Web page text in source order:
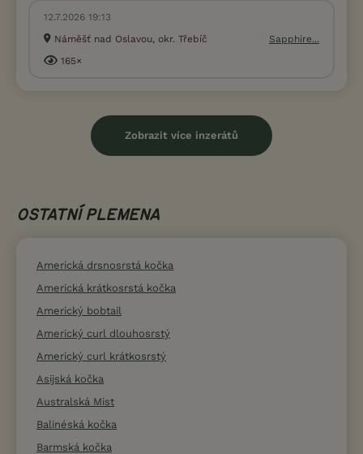
12.7.2026 19:13
Náměšť nad Oslavou, okr. Třebíč
Sapphire...
165×
Zobrazit více inzerátů
OSTATNÍ PLEMENA
Americká drsnosrstá kočka
Americká krátkosrstá kočka
Americký bobtail
Americký curl dlouhosrstý
Americký curl krátkosrstý
Asijská kočka
Australská Mist
Balinéská kočka
Barmská kočka